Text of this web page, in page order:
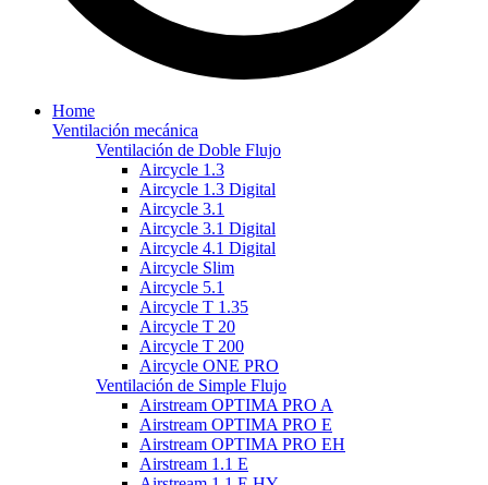
Home
Ventilación mecánica
Ventilación de Doble Flujo
Aircycle 1.3
Aircycle 1.3 Digital
Aircycle 3.1
Aircycle 3.1 Digital
Aircycle 4.1 Digital
Aircycle Slim
Aircycle 5.1
Aircycle T 1.35
Aircycle T 20
Aircycle T 200
Aircycle ONE PRO
Ventilación de Simple Flujo
Airstream OPTIMA PRO A
Airstream OPTIMA PRO E
Airstream OPTIMA PRO EH
Airstream 1.1 E